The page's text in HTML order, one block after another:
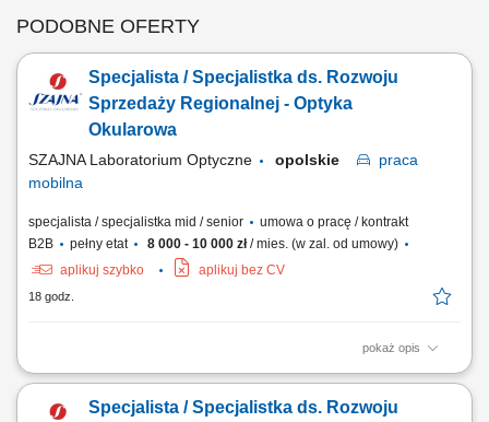
PODOBNE OFERTY
Specjalista / Specjalistka ds. Rozwoju
Sprzedaży Regionalnej - Optyka
Okularowa
SZAJNA Laboratorium Optyczne opolskie
praca
mobilna
specjalista / specjalistka mid / senior
umowa o pracę / kontrakt
B2B
pełny etat 8 000 - 10 000 zł/ mies. (w zal. od umowy)
aplikuj szybko
aplikuj bez CV
18 godz.
pokaż opis
Opis stanowiska Kompleksowa opieka nad obecną siecią partnerów
punktów handlowych. Dbanie o stałą realizację planów sprzedażowych
Specjalista / Specjalistka ds. Rozwoju